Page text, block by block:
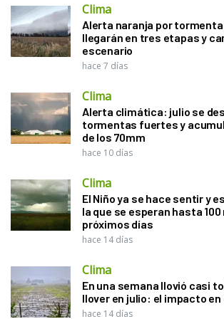
Clima
Alerta naranja por
llegarán en tres etapas y
escenario
hace 7 días
Clima
Alerta climática: julio se
tormentas fuertes y
de los 70mm
hace 10 días
Clima
El Niño ya se hace sentir y
la que se esperan hasta 100
próximos días
hace 14 días
Clima
En una semana llovió casi
llover en julio: el impacto en
hace 14 días